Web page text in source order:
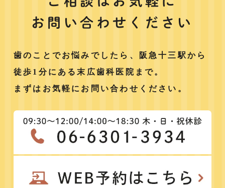
お問い合わせください
歯のことでお悩みでしたら、阪急十三駅から
徒歩1分にある末広歯科医院まで。
まずはお気軽にお問い合わせください。